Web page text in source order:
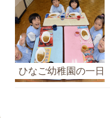
ひなご幼稚園の一日